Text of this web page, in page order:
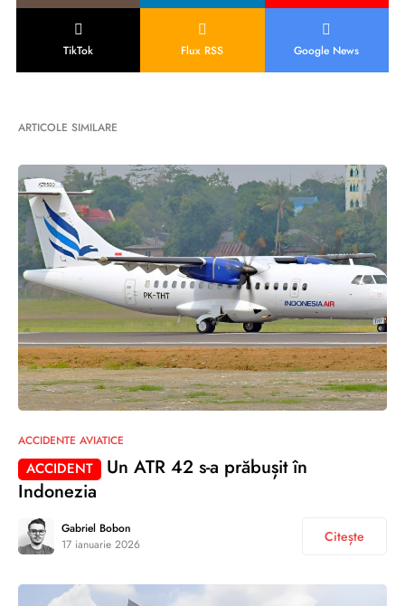
TikTok Flux RSS Google News
ARTICOLE SIMILARE
ACCIDENTE AVIATICE
ACCIDENT
Un ATR 42 s-a prăbușit în
Indonezia
Gabriel Bobon
17 ianuarie 2026
Citește